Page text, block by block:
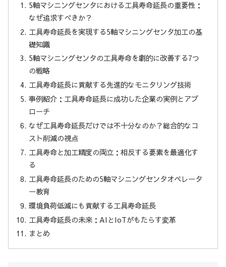
5軸マシニングセンタにおける工具寿命延長の重要性：
なぜ追求すべきか？
工具寿命延長を実現する5軸マシニングセンタ加工の基
礎知識
5軸マシニングセンタの工具寿命を劇的に改善する7つ
の戦略
工具寿命延長に貢献する先進的なモニタリング技術
事例紹介：工具寿命延長に成功した企業の実例とアプ
ローチ
なぜ工具寿命延長だけでは不十分なのか？総合的なコ
スト削減の視点
工具寿命と加工精度の両立：相反する要素を最適化す
る
工具寿命延長のための5軸マシニングセンタオペレータ
ー教育
環境負荷低減にも貢献する工具寿命延長
工具寿命延長の未来：AIとIoTがもたらす変革
まとめ